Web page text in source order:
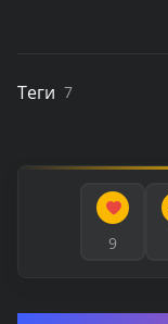
Теги 7
9